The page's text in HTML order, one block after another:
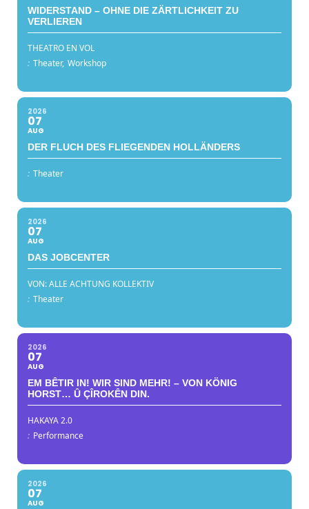
WIDERSTAND – OHNE DIE ZÄRTLICHKEIT ZU
VERLIEREN
THEATRO EN VOL
: Theater, Workshop
2026
07
AUG
DER FLUCH DES FLIEGENDEN HOLLÄNDERS
: Theater
2026
07
AUG
DAS JOBCENTER
VON: ALLE ACHTUNG KOLLEKTIV
: Theater
2026
07
AUG
EM BÊTIR IN! WIR SIND MEHR! – VON KÖNIG
HORST… Û ÇÎROKÊN DIN.
HAKAYA 2.0
: Performance
2026
07
AUG